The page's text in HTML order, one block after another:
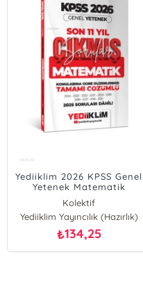
Yediiklim 2026 KPSS Genel
Yetenek Matematik
Konularına Göre Tamamı
Çözümlü Son 11 Yıl Çıkmış
Sorular
Kolektif
Yediiklim Yayıncılık (Hazırlık)
₺134,25